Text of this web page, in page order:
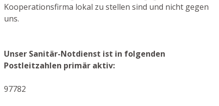
Kooperationsfirma lokal zu stellen sind und nicht gegen
uns.
Unser Sanitär-Notdienst ist in folgenden
Postleitzahlen primär aktiv:
97782